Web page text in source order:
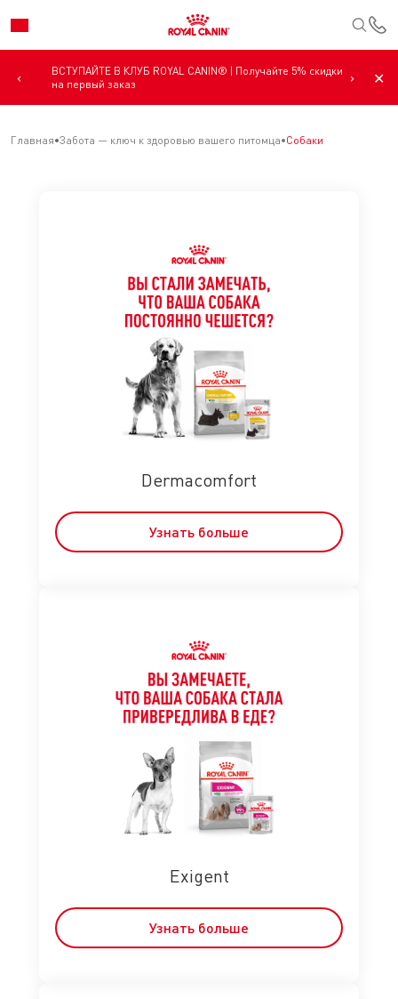
‹
ВСТУПАЙТЕ В КЛУБ ROYAL CANIN® | Получайте 5% скидки
на первый заказ
› ✕
Главная Забота — ключ к здоровью вашего питомца Собаки
Dermacomfort
Узнать больше
Exigent
Узнать больше